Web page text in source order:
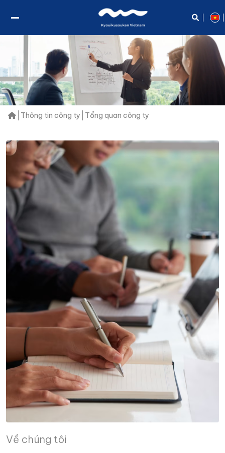
Thông tin công ty Tổng quan công ty
Về chúng tôi